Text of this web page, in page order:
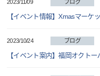
2023/11/09 ブログ
【イベント情報】Xmasマーケ
2023/10/24 ブログ
【イベント案内】福岡オクト